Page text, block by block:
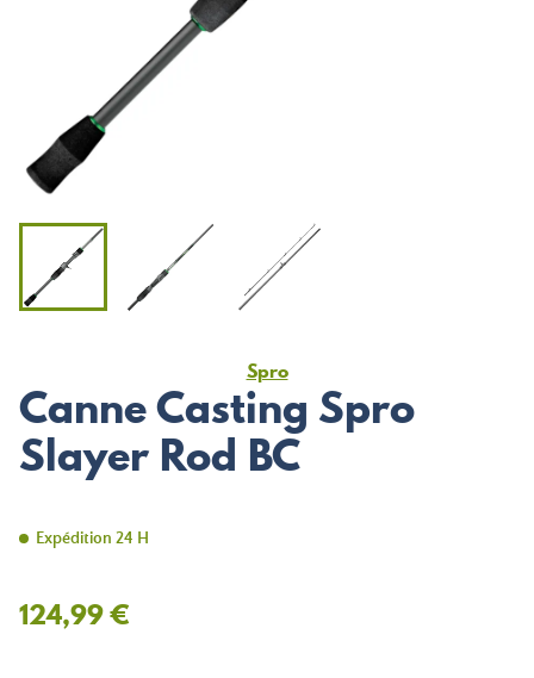
Spro
Canne Casting Spro
Slayer Rod BC
Expédition 24 H
124,99 €